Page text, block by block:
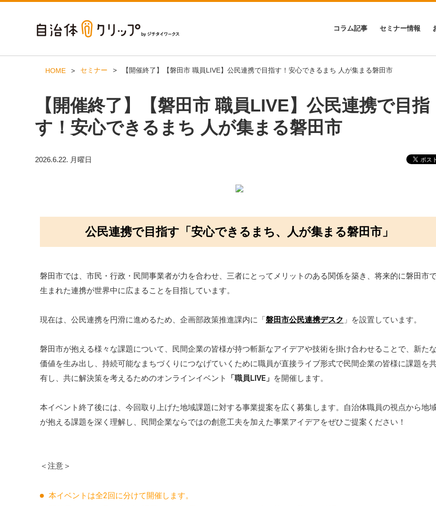
コラム記事 セミナー情報
HOME セミナー 【開催終了】【磐田市 職員LIVE】公民連携で目指す！安心できるまち 人が集まる磐田市
【開催終了】【磐田市 職員LIVE】公民連携で目指
す！安心できるまち 人が集まる磐田市
2026.6.22. 月曜日
公民連携で目指す「安心できるまち、人が集まる磐田市」
磐田市では、市民・行政・民間事業者が力を合わせ、三者にとってメリットのある関係を築き、将来的に磐田市
生まれた連携が世界中に広まることを目指しています。
現在は、公民連携を円滑に進めるため、企画部政策推進課内に「磐田市公民連携デスク 」を設置しています。
磐田市が抱える様々な課題について、民間企業の皆様が持つ斬新なアイデアや技術を掛け合わせることで、新た
価値を生み出し、持続可能なまちづくりにつなげていくために職員が直接ライブ形式で民間企業の皆様に課題を
有し、共に解決策を考えるためのオンラインイベント
「職員LIVE」 を開催します。
本イベント終了後には、今回取り上げた地域課題に対する事業提案を広く募集します。自治体職員の視点から地
が抱える課題を深く理解し、民間企業ならではの創意工夫を加えた事業アイデアをぜひご提案ください！
＜注意＞
本イベントは全2回に分けて開催します。